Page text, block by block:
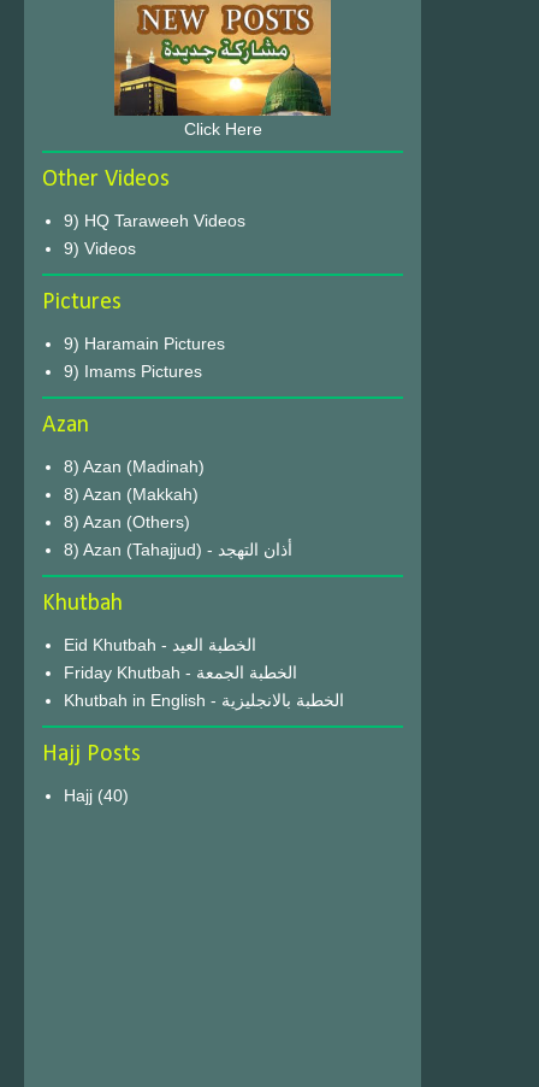
Click Here
Other Videos
9) HQ Taraweeh Videos
9) Videos
Pictures
9) Haramain Pictures
9) Imams Pictures
Azan
8) Azan (Madinah)
8) Azan (Makkah)
8) Azan (Others)
8) Azan (Tahajjud) - أذان التهجد
Khutbah
Eid Khutbah - الخطبة العيد
Friday Khutbah - الخطبة الجمعة
Khutbah in English - الخطبة بالانجليزية
Hajj Posts
Hajj (40)